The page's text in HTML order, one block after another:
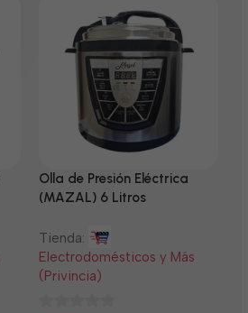
Olla de Presión Eléctrica
(MAZAL) 6 Litros
Tienda:
Electrodomésticos y Más
(Privincia)